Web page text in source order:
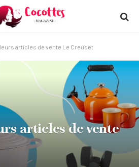
articles de vente Le Creuset
articles de vente